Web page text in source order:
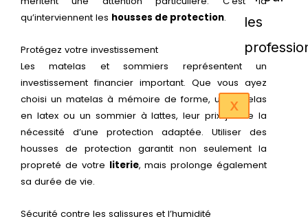
les
X
qu’interviennent les housses de protection.
Protégez votre investissement
Les matelas et sommiers représentent un
investissement financier important. Que vous ayez
choisi un matelas à mémoire de forme, un matelas
en latex ou un sommier à lattes, leur prix justifie la
nécessité d’une protection adaptée. Utiliser des
housses de protection garantit non seulement la
propreté de votre literie, mais prolonge également
sa durée de vie.
Sécurité contre les salissures et l’humidité